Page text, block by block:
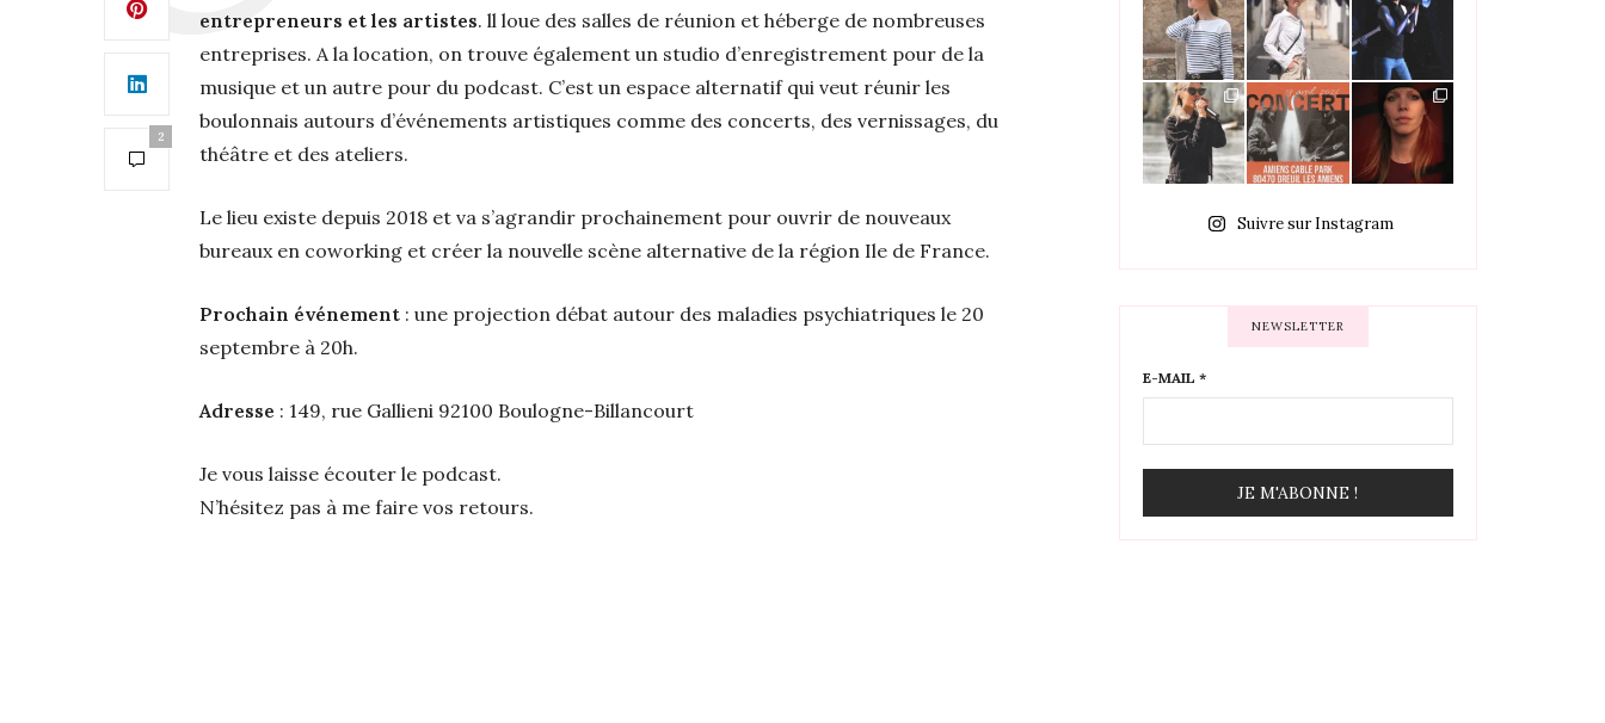
2
entrepreneurs et les artistes. ll loue des salles de réunion et héberge de nombreuses
entreprises. A la location, on trouve également un studio d’enregistrement pour de la
musique et un autre pour du podcast. C’est un espace alternatif qui veut réunir les
boulonnais autours d’événements artistiques comme des concerts, des vernissages, du
théâtre et des ateliers.
Le lieu existe depuis 2018 et va s’agrandir prochainement pour ouvrir de nouveaux
bureaux en coworking et créer la nouvelle scène alternative de la région Ile de France.
Prochain événement : une projection débat autour des maladies psychiatriques le 20
septembre à 20h.
Adresse : 149, rue Gallieni 92100 Boulogne-Billancourt
Je vous laisse écouter le podcast.
N’hésitez pas à me faire vos retours.
Suivre sur Instagram
NEWSLETTER
E-MAIL *